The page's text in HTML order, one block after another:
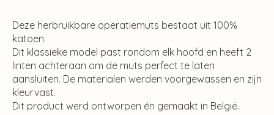
Deze herbruikbare operatiemuts bestaat uit 100%
katoen.
Dit klassieke model past rondom elk hoofd en heeft 2
linten achteraan om de muts perfect te laten
aansluiten. De materialen werden voorgewassen en zijn
kleurvast.
Dit product werd ontworpen én gemaakt in België.